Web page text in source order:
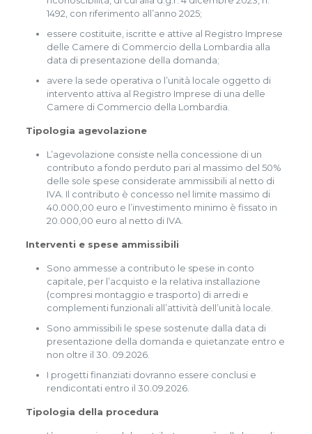
1492, con riferimento all’anno 2025;
essere costituite, iscritte e attive al Registro Imprese
delle Camere di Commercio della Lombardia alla
data di presentazione della domanda;
avere la sede operativa o l’unità locale oggetto di
intervento attiva al Registro Imprese di una delle
Camere di Commercio della Lombardia.
Tipologia agevolazione
L’agevolazione consiste nella concessione di un
contributo a fondo perduto pari al massimo del 50%
delle sole spese considerate ammissibili al netto di
IVA. Il contributo è concesso nel limite massimo di
40.000,00 euro e l’investimento minimo è fissato in
20.000,00 euro al netto di IVA.
Interventi e spese ammissibili
Sono ammesse a contributo le spese in conto
capitale, per l’acquisto e la relativa installazione
(compresi montaggio e trasporto) di arredi e
complementi funzionali all’attività dell’unità locale.
Sono ammissibili le spese sostenute dalla data di
presentazione della domanda e quietanzate entro e
non oltre il 30. 09.2026.
I progetti finanziati dovranno essere conclusi e
rendicontati entro il 30.09.2026.
Tipologia della procedura